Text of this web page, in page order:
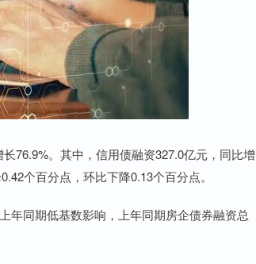
76.9%。其中，信用债融资327.0亿元，同比增
个百分点，环比下降0.13个百分点。
年同期低基数影响，上年同期房企债券融资总
沪深300 4689.96 38.65